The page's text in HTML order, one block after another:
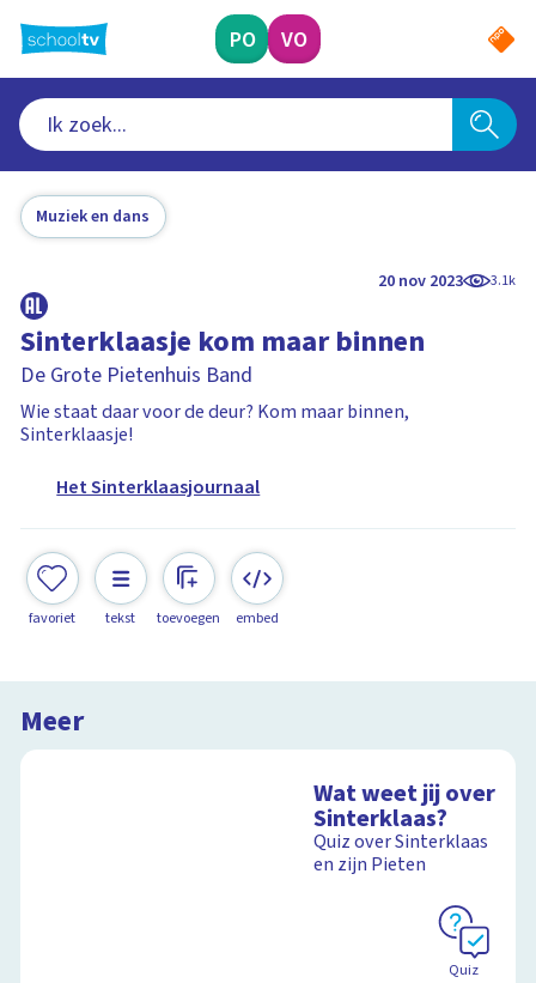
naar
hoofdinhoud
PO VO
Muziek en dans
20 nov 2023 3.1k
Sinterklaasje kom maar binnen
De Grote Pietenhuis Band
Wie staat daar voor de deur? Kom maar binnen,
Sinterklaasje!
Het Sinterklaasjournaal
favoriet tekst toevoegen embed
Meer
Wat weet jij over
Sinterklaas?
Quiz over Sinterklaas
en zijn Pieten
Quiz